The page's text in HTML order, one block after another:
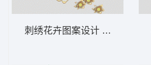
刺绣花卉图案设计 靓花 汉服